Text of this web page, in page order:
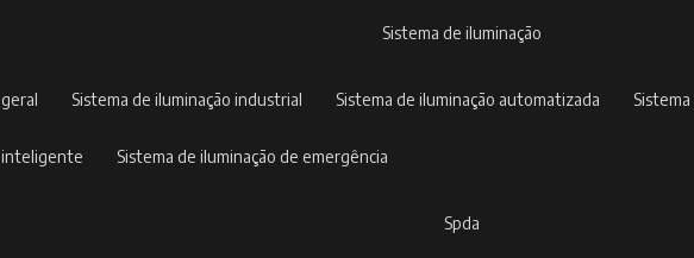
sistema de iluminação
sistema de iluminação industrial sistema de iluminação automatizada
inteligente sistema de iluminação de emergência
spda